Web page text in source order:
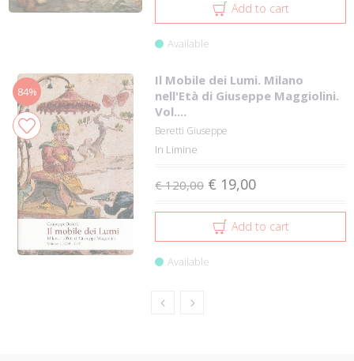
Add to cart
Available
84%
Il Mobile dei Lumi. Milano
nell'Età di Giuseppe Maggiolini.
Vol....
Beretti Giuseppe
In Limine
€ 120,00 € 19,00
Add to cart
Available